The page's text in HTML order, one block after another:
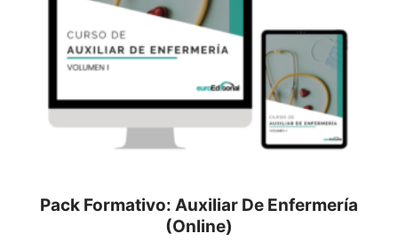
Pack Formativo: Auxiliar De Enfermería
(Online)